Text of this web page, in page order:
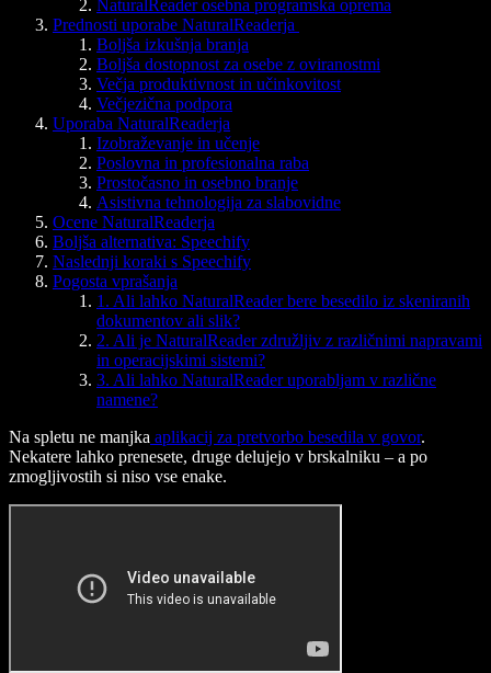
NaturalReader osebna programska oprema
Prednosti uporabe NaturalReaderja
Boljša izkušnja branja
Boljša dostopnost za osebe z oviranostmi
Večja produktivnost in učinkovitost
Večjezična podpora
Uporaba NaturalReaderja
Izobraževanje in učenje
Poslovna in profesionalna raba
Prostočasno in osebno branje
Asistivna tehnologija za slabovidne
Ocene NaturalReaderja
Boljša alternativa: Speechify
Naslednji koraki s Speechify
Pogosta vprašanja
1. Ali lahko NaturalReader bere besedilo iz skeniranih
dokumentov ali slik?
2. Ali je NaturalReader združljiv z različnimi napravami
in operacijskimi sistemi?
3. Ali lahko NaturalReader uporabljam v različne
namene?
Na spletu ne manjka aplikacij za pretvorbo besedila v govor.
Nekatere lahko prenesete, druge delujejo v brskalniku – a po
zmogljivostih si niso vse enake.